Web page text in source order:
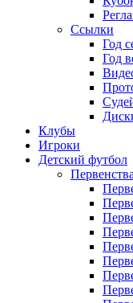
Ссылки
Год
Год
Клубы
Игроки
Детский футбол